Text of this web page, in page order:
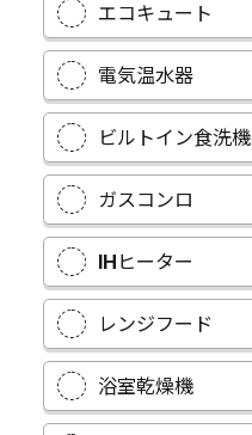
エコキュート
電気温水器
ビルトイン食洗機
ガスコンロ
IHヒーター
レンジフード
浴室乾燥機